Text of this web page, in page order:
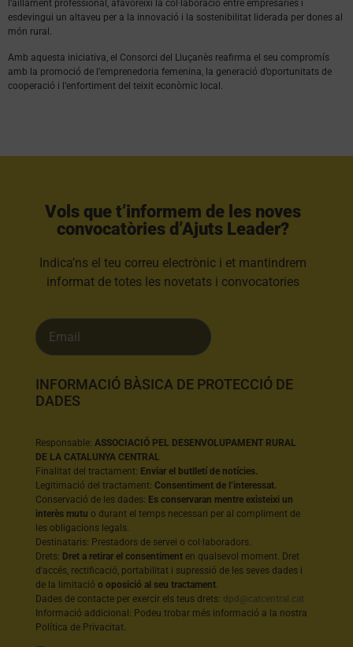
l’aïllament professional, afavoreixi la col·laboració entre empresàries i
esdevingui un altaveu per a la innovació i la sostenibilitat liderada per dones al
món rural.
Amb aquesta iniciativa, el Consorci del Lluçanès reafirma el seu compromís
amb la promoció de l’emprenedoria femenina, la generació d’oportunitats de
cooperació i l’enfortiment del teixit econòmic local.
Vols que t’informem de les noves
convocatòries d’Ajuts Leader?​
Indica’ns el teu correu electrònic i et mantindrem
informat de totes les novetats i convocatories
INFORMACIÓ BÀSICA DE PROTECCIÓ DE
DADES
Responsable:ASSOCIACIÓ PEL DESENVOLUPAMENT RURAL
DE LA CATALUNYA CENTRAL
Finalitat del tractament: Enviar el butlletí de notícies.
Legitimació del tractament:Consentiment de l’interessat.
Conservació de les dades: Es conservaran mentre existeixi un
interès mutu o durant el temps necessari per al compliment de
les obligacions legals.
Destinataris: Prestadors de servei o col·laboradors.
Drets: Dret a retirar el consentiment en qualsevol moment. Dret
d'accés, rectificació, portabilitat i supressió de les seves dades i
de la limitacióo oposició al seu tractament.
Dades de contacte per exercir els teus drets: dpd@catcentral.cat
Informació addicional: Podeu trobar més informació a la nostra
Política de Privacitat.